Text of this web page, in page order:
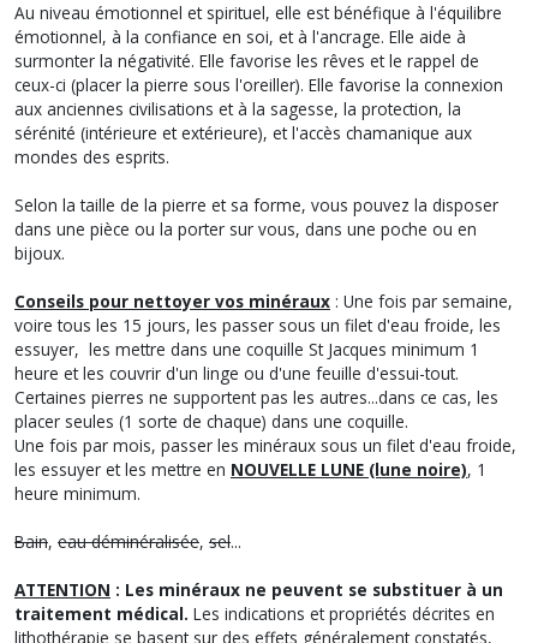
Au niveau émotionnel et spirituel, elle est bénéfique à l'équilibre
émotionnel, à la confiance en soi, et à l'ancrage. Elle aide à
surmonter la négativité. Elle favorise les rêves et le rappel de
ceux-ci (placer la pierre sous l'oreiller). Elle favorise la connexion
aux anciennes civilisations et à la sagesse, la protection, la
sérénité (intérieure et extérieure), et l'accès chamanique aux
mondes des esprits.
Selon la taille de la pierre et sa forme, vous pouvez la disposer
dans une pièce ou la porter sur vous, dans une poche ou en
bijoux.
Conseils pour nettoyer vos minéraux : Une fois par semaine,
voire tous les 15 jours, les passer sous un filet d'eau froide, les
essuyer, les mettre dans une coquille St Jacques minimum 1
heure et les couvrir d'un linge ou d'une feuille d'essui-tout.
Certaines pierres ne supportent pas les autres...dans ce cas, les
placer seules (1 sorte de chaque) dans une coquille.
Une fois par mois, passer les minéraux sous un filet d'eau froide,
les essuyer et les mettre en NOUVELLE LUNE (lune noire), 1
heure minimum.
Bain, eau déminéralisée, sel...
ATTENTION : Les minéraux ne peuvent se substituer à un
traitement médical. Les indications et propriétés décrites en
lithothérapie se basent sur des effets généralement constatés,